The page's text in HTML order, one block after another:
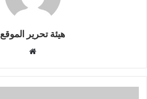
هيئة تحرير الموقع